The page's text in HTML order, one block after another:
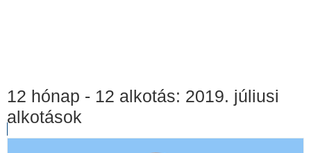
12 hónap - 12 alkotás: 2019. júliusi
alkotások